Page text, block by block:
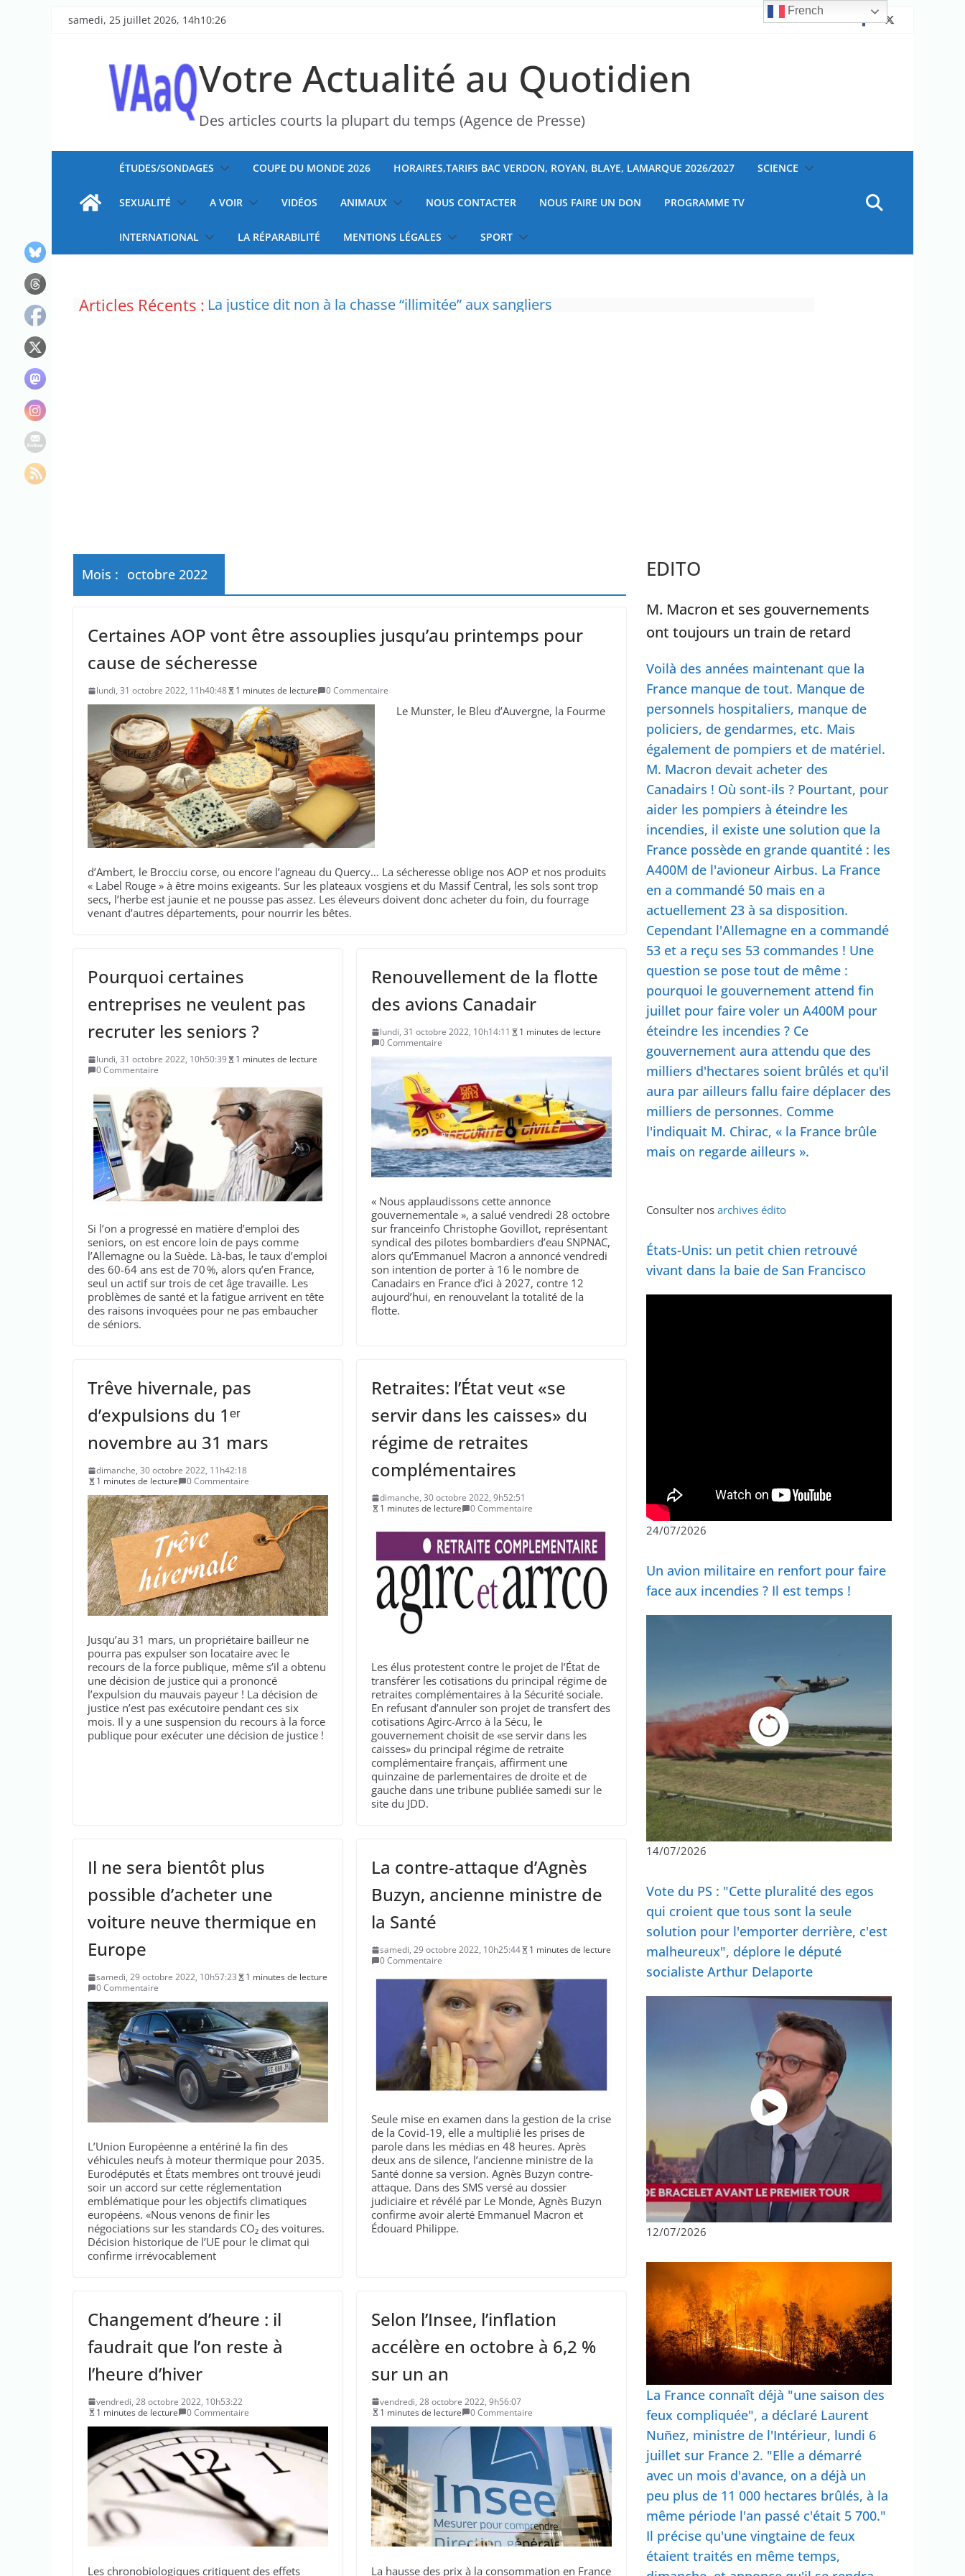
samedi, 25 juillet 2026, 14h10:26
Votre Actualité au Quotidien
Des articles courts la plupart du temps (Agence de Presse)
ÉTUDES/SONDAGES COUPE DU MONDE 2026 HORAIRES,TARIFS BAC VERDON, ROYAN, BLAYE, LAMARQUE 2026/2027 SCIENCE
SEXUALITÉ A VOIR VIDÉOS ANIMAUX NOUS CONTACTER NOUS FAIRE UN DON PROGRAMME TV
INTERNATIONAL LA RÉPARABILITÉ MENTIONS LÉGALES SPORT
Articles Récents : La justice dit non à la chasse “illimitée” aux sangliers
Mois : octobre 2022
Certaines AOP vont être assouplies jusqu’au printemps pour
cause de sécheresse
lundi, 31 octobre 2022, 11h40:48 1 minutes de lecture 0 Commentaire
Le Munster, le Bleu d’Auvergne, la Fourme
d’Ambert, le Brocciu corse, ou encore l’agneau du Quercy… La sécheresse oblige nos AOP et nos produits
« Label Rouge » à être moins exigeants. Sur les plateaux vosgiens et du Massif Central, les sols sont trop
secs, l’herbe est jaunie et ne pousse pas assez. Les éleveurs doivent donc acheter du foin, du fourrage
venant d’autres départements, pour nourrir les bêtes.
Pourquoi certaines
entreprises ne veulent pas
recruter les seniors ?
lundi, 31 octobre 2022, 10h50:39
1 minutes de lecture
0 Commentaire
Si l’on a progressé en matière d’emploi des
seniors, on est encore loin de pays comme
l’Allemagne ou la Suède. Là-bas, le taux d’emploi
des 60-64 ans est de 70 %, alors qu’en France,
seul un actif sur trois de cet âge travaille. Les
problèmes de santé et la fatigue arrivent en tête
des raisons invoquées pour ne pas embaucher
de séniors.
Renouvellement de la flotte
des avions Canadair
lundi, 31 octobre 2022, 10h14:11
1 minutes de lecture
0 Commentaire
« Nous applaudissons cette annonce
gouvernementale », a salué vendredi 28 octobre
sur franceinfo Christophe Govillot, représentant
syndical des pilotes bombardiers d’eau SNPNAC,
alors qu’Emmanuel Macron a annoncé vendredi
son intention de porter à 16 le nombre de
Canadairs en France d’ici à 2027, contre 12
aujourd’hui, en renouvelant la totalité de la
flotte.
Trêve hivernale, pas
d’expulsions du 1ᵉʳ
novembre au 31 mars
dimanche, 30 octobre 2022, 11h42:18
1 minutes de lecture
0 Commentaire
Jusqu’au 31 mars, un propriétaire bailleur ne
pourra pas expulser son locataire avec le
recours de la force publique, même s’il a obtenu
une décision de justice qui a prononcé
l’expulsion du mauvais payeur ! La décision de
justice n’est pas exécutoire pendant ces six
mois. Il y a une suspension du recours à la force
publique pour exécuter une décision de justice !
Retraites: l’État veut «se
servir dans les caisses» du
régime de retraites
complémentaires
dimanche, 30 octobre 2022, 9h52:51
1 minutes de lecture
0 Commentaire
Les élus protestent contre le projet de l’État de
transférer les cotisations du principal régime de
retraites complémentaires à la Sécurité sociale.
En refusant d’annuler son projet de transfert des
cotisations Agirc-Arrco à la Sécu, le
gouvernement choisit de «se servir dans les
caisses» du principal régime de retraite
complémentaire français, affirment une
quinzaine de parlementaires de droite et de
gauche dans une tribune publiée samedi sur le
site du JDD.
Il ne sera bientôt plus
possible d’acheter une
voiture neuve thermique en
Europe
samedi, 29 octobre 2022, 10h57:23
1 minutes de lecture
0 Commentaire
L’Union Européenne a entériné la fin des
véhicules neufs à moteur thermique pour 2035.
Eurodéputés et États membres ont trouvé jeudi
soir un accord sur cette réglementation
emblématique pour les objectifs climatiques
européens. «Nous venons de finir les
négociations sur les standards CO₂ des voitures.
Décision historique de l’UE pour le climat qui
confirme irrévocablement
La contre-attaque d’Agnès
Buzyn, ancienne ministre de
la Santé
samedi, 29 octobre 2022, 10h25:44
1 minutes de lecture
0 Commentaire
Seule mise en examen dans la gestion de la crise
de la Covid-19, elle a multiplié les prises de
parole dans les médias en 48 heures. Après
deux ans de silence, l’ancienne ministre de la
Santé donne sa version. Agnès Buzyn contre-
attaque. Dans des SMS versé au dossier
judiciaire et révélé par Le Monde, Agnès Buzyn
confirme avoir alerté Emmanuel Macron et
Édouard Philippe.
Changement d’heure : il
faudrait que l’on reste à
l’heure d’hiver
vendredi, 28 octobre 2022, 10h53:22
1 minutes de lecture
0 Commentaire
Les chronobiologiques critiquent des effets
Selon l’Insee, l’inflation
accélère en octobre à 6,2 %
sur un an
vendredi, 28 octobre 2022, 9h56:07
1 minutes de lecture
0 Commentaire
La hausse des prix à la consommation en France
EDITO
M. Macron et ses gouvernements
ont toujours un train de retard
Voilà des années maintenant que la
France manque de tout. Manque de
personnels hospitaliers, manque de
policiers, de gendarmes, etc. Mais
également de pompiers et de matériel.
M. Macron devait acheter des
Canadairs ! Où sont-ils ? Pourtant, pour
aider les pompiers à éteindre les
incendies, il existe une solution que la
France possède en grande quantité : les
A400M de l'avioneur Airbus. La France
en a commandé 50 mais en a
actuellement 23 à sa disposition.
Cependant l'Allemagne en a commandé
53 et a reçu ses 53 commandes ! Une
question se pose tout de même :
pourquoi le gouvernement attend fin
juillet pour faire voler un A400M pour
éteindre les incendies ? Ce
gouvernement aura attendu que des
milliers d'hectares soient brûlés et qu'il
aura par ailleurs fallu faire déplacer des
milliers de personnes. Comme
l'indiquait M. Chirac, « la France brûle
mais on regarde ailleurs ».
Consulter nos archives édito
États-Unis: un petit chien retrouvé
vivant dans la baie de San Francisco
24/07/2026
Un avion militaire en renfort pour faire
face aux incendies ? Il est temps !
14/07/2026
Vote du PS : "Cette pluralité des egos
qui croient que tous sont la seule
solution pour l'emporter derrière, c'est
malheureux", déplore le député
socialiste Arthur Delaporte
12/07/2026
La France connaît déjà "une saison des
feux compliquée", a déclaré Laurent
Nuñez, ministre de l'Intérieur, lundi 6
juillet sur France 2. "Elle a démarré
avec un mois d'avance, on a déjà un
peu plus de 11 000 hectares brûlés, à la
même période l'an passé c'était 5 700."
Il précise qu'une vingtaine de feux
étaient traités en même temps,
French